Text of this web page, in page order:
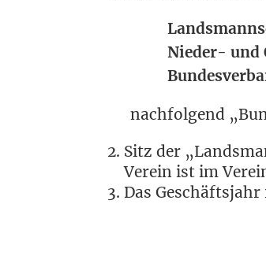
Nie­der- und
nach­fol­gend
Sitz der
Ver­ein ist im
Das